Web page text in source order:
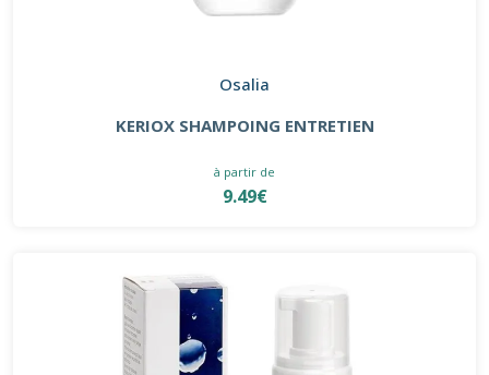
Osalia
KERIOX SHAMPOING ENTRETIEN
à partir de
9.49€